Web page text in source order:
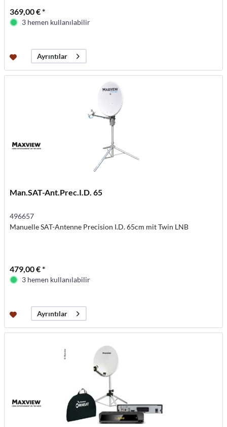
369,00 € *
3 hemen kullanılabilir
Ayrıntılar
Man.SAT-Ant.Prec.I.D. 65
496657
Manuelle SAT-Antenne Precision I.D. 65cm mit Twin LNB
479,00 € *
3 hemen kullanılabilir
Ayrıntılar